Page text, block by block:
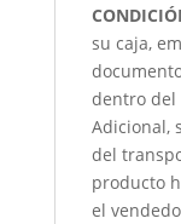
su caja,
dentro del
Adicional,
del
producto
el